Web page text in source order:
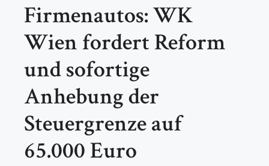
Firmenautos: WK
Wien fordert Reform
und sofortige
Anhebung der
Steuergrenze auf
65.000 Euro